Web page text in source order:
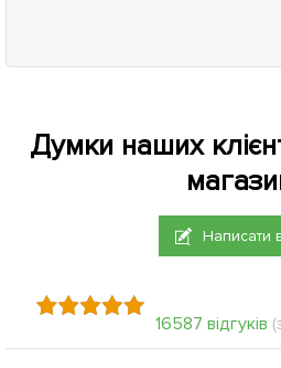
Думки наших
Написати
16587 відгуків